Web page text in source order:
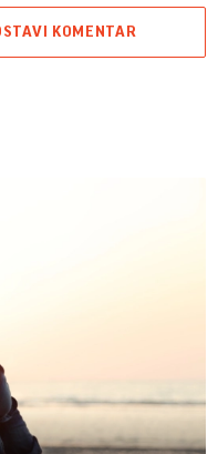
KOMENTAR